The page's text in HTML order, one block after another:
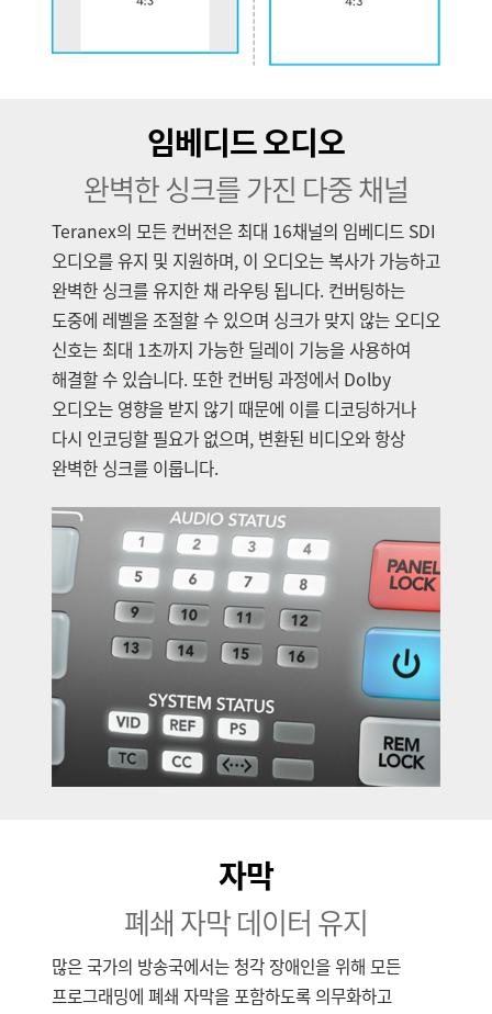
임베디드 오디오
완벽한 싱크를 가진 다중 채널
Teranex의 모든 컨버전은 최대 16채널의 임베디드 SDI
오디오를 유지 및 지원하며, 이 오디오는 복사가 가능하고
완벽한 싱크를 유지한 채 라우팅 됩니다. 컨버팅하는
도중에 레벨을 조절할 수 있으며 싱크가 맞지 않는 오디오
신호는 최대 1초까지 가능한 딜레이 기능을 사용하여
해결할 수 있습니다. 또한 컨버팅 과정에서 Dolby
오디오는 영향을 받지 않기 때문에 이를 디코딩하거나
다시 인코딩할 필요가 없으며, 변환된 비디오와 항상
완벽한 싱크를 이룹니다.
자막
폐쇄 자막 데이터 유지
많은 국가의 방송국에서는 청각 장애인을 위해 모든
프로그래밍에 폐쇄 자막을 포함하도록 의무화하고